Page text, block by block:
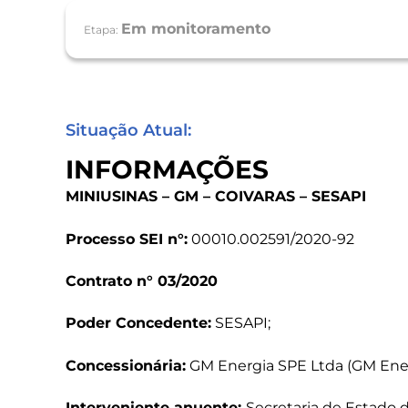
Etapa: Em monitoramento
Situação Atual:
INFORMAÇÕES
MINIUSINAS – GM – COIVARAS – SESAPI
Processo SEI n°: 00010.002591/2020-92
Contrato n° 03/2020
Poder Concedente: SESAPI;
Concessionária: GM Energia SPE Ltda (GM